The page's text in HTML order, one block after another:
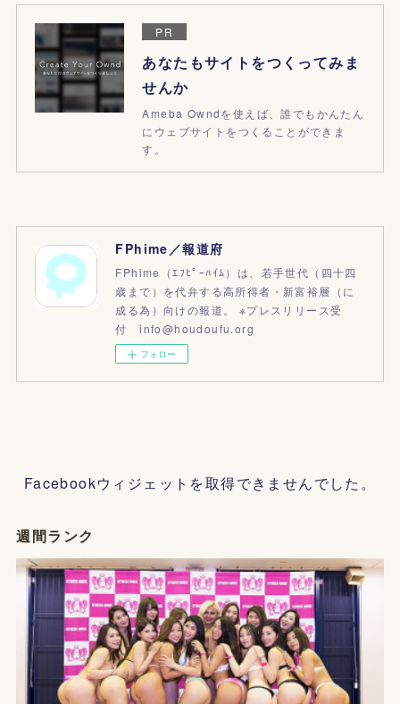
PR
あなたもサイトをつくってみま
せんか
Ameba Owndを使えば、誰でもかんたん
にウェブサイトをつくることができま
す。
FPhime／報道府
FPhime（ｴﾌﾋﾟｰﾊｲﾑ）は、若手世代（四十四
歳まで）を代弁する高所得者・新富裕層（に
成る為）向けの報道。 ※プレスリリース受
付 info@houdoufu.org
フォロー
Facebookウィジェットを取得できませんでした。
週間ランク